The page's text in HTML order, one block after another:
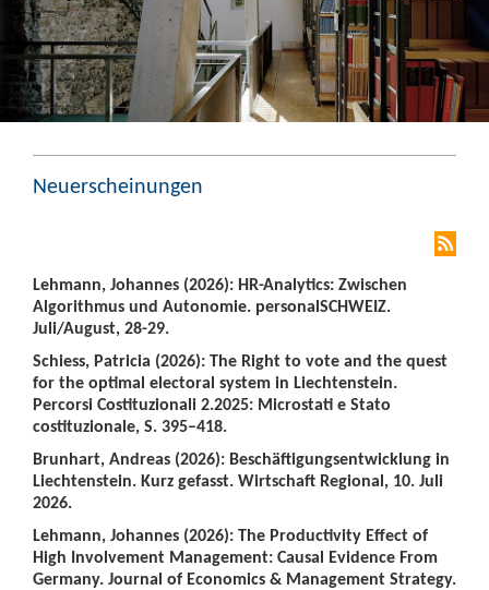
Neuerscheinungen
Lehmann, Johannes (2026): HR-Analytics: Zwischen
Algorithmus und Autonomie. personalSCHWEIZ.
Juli/August, 28-29.
Schiess, Patricia (2026): The Right to vote and the quest
for the optimal electoral system in Liechtenstein.
Percorsi Costituzionali 2.2025: Microstati e Stato
costituzionale, S. 395–418.
Brunhart, Andreas (2026): Beschäftigungsentwicklung in
Liechtenstein. Kurz gefasst. Wirtschaft Regional, 10. Juli
2026.
Lehmann, Johannes (2026): The Productivity Effect of
High Involvement Management: Causal Evidence From
Germany. Journal of Economics & Management Strategy.